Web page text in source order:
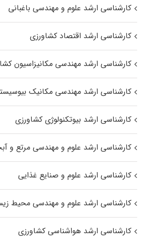
کارشناسی ارشد علوم و مهندسی باغبانی
کارشناسی ارشد اقتصاد کشاورزی
کارشناسی ارشد مهندسی مکانیزاسیون
کارشناسی ارشد مهندسی مکانیک
کارشناسی ارشد بیوتکنولوژی کشاورزی
کارشناسی ارشد علوم و مهندسی مرتع و
کارشناسی ارشد علوم و صنایع غذایی
کارشناسی ارشد علوم و مهندسی محیط
کارشناسی ارشد هواشناسی کشاورزی